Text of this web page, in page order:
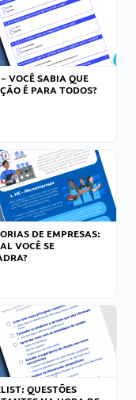
VOCÊ SABIA QUE
É PARA TODOS?
DE EMPRESAS:
VOCÊ SE
QUESTÕES